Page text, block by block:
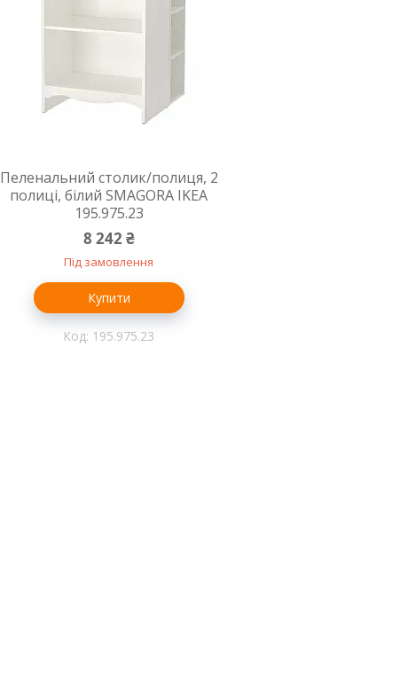
Пеленальний столик/полиця, 2
полиці, білий SMAGORA IKEA
195.975.23
8 242 ₴
Під замовлення
Купити
195.975.23